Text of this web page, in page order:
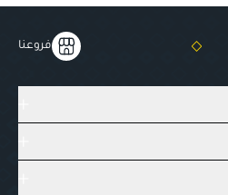
فروعنا